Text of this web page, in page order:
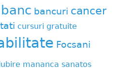
banc bancuri cancer
cursuri gratuite
Focsani
mananca sanatos